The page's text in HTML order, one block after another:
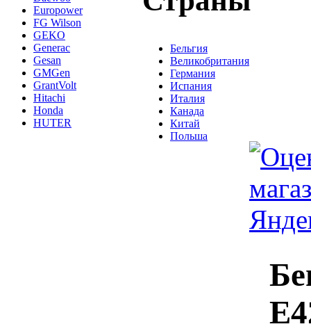
Europower
FG Wilson
GEKO
Generac
Gesan
GMGen
GrantVolt
Hitachi
Honda
HUTER
Бельгия
Великобритания
Германия
Испания
Италия
Канада
Китай
Польша